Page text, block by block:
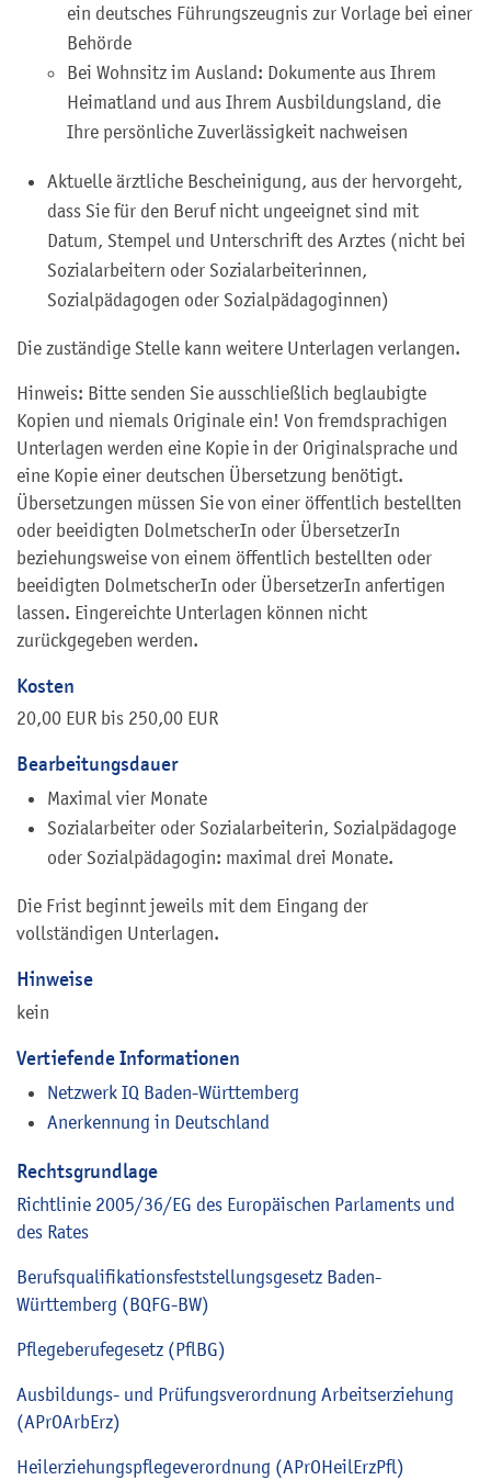
ein deutsches Führungszeugnis zur Vorlage bei einer
Behörde
Bei Wohnsitz im Ausland: Dokumente aus Ihrem
Heimatland und aus Ihrem Ausbildungsland, die
Ihre persönliche Zuverlässigkeit nachweisen
Aktuelle ärztliche Bescheinigung, aus der hervorgeht,
dass Sie für den Beruf nicht ungeeignet sind mit
Datum, Stempel und Unterschrift des Arztes (nicht bei
Sozialarbeitern oder Sozialarbeiterinnen,
Sozialpädagogen oder Sozialpädagoginnen)
Die zuständige Stelle kann weitere Unterlagen verlangen.
Hinweis: Bitte senden Sie ausschließlich beglaubigte
Kopien und niemals Originale ein! Von fremdsprachigen
Unterlagen werden eine Kopie in der Originalsprache und
eine Kopie einer deutschen Übersetzung benötigt.
Übersetzungen müssen Sie von einer öffentlich bestellten
oder beeidigten DolmetscherIn oder ÜbersetzerIn
beziehungsweise von einem öffentlich bestellten oder
beeidigten DolmetscherIn oder ÜbersetzerIn anfertigen
lassen. Eingereichte Unterlagen können nicht
zurückgegeben werden.
Kosten
20,00 EUR bis 250,00 EUR
Bearbeitungsdauer
Maximal vier Monate
Sozialarbeiter oder Sozialarbeiterin, Sozialpädagoge
oder Sozialpädagogin: maximal drei Monate.
Die Frist beginnt jeweils mit dem Eingang der
vollständigen Unterlagen.
Hinweise
kein
Vertiefende Informationen
Netzwerk IQ Baden-Württemberg
Anerkennung in Deutschland
Rechtsgrundlage
Richtlinie 2005/36/EG des Europäischen Parlaments und
des Rates
Berufsqualifikationsfeststellungsgesetz Baden-
Württemberg (BQFG-BW)
Pflegeberufegesetz (PflBG)
Ausbildungs- und Prüfungsverordnung Arbeitserziehung
(APrOArbErz)
Heilerziehungspflegeverordnung (APrOHeilErzPfl)